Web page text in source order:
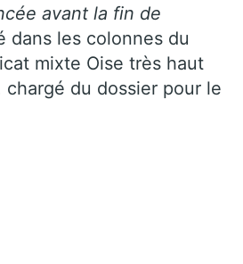
avant la fin de
dans les colonnes du
mixte Oise très haut
chargé du dossier pour le